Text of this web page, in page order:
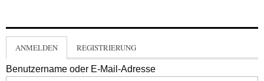
ANMELDEN REGISTRIERUNG
Benutzername oder E-Mail-Adresse